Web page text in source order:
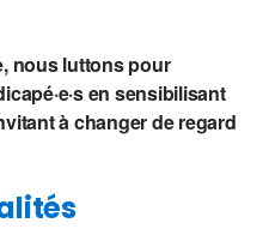
nous luttons pour
en sensibilisant
à changer de regard